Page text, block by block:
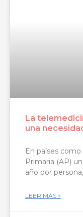
La
una
En países
Primaria (AP)
año por
LEER MÁS »